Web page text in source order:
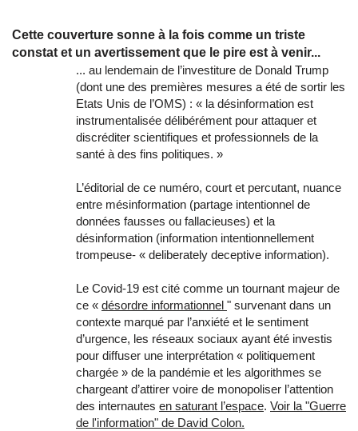
Cette couverture sonne à la fois comme un triste
constat et un avertissement que le pire est à venir...
... au lendemain de l’investiture de Donald Trump
(dont une des premières mesures a été de sortir les
Etats Unis de l’OMS) : « la désinformation est
instrumentalisée délibérément pour attaquer et
discréditer scientifiques et professionnels de la
santé à des fins politiques. »
L’éditorial de ce numéro, court et percutant, nuance
entre mésinformation (partage intentionnel de
données fausses ou fallacieuses) et la
désinformation (information intentionnellement
trompeuse- « deliberately deceptive information).
Le Covid-19 est cité comme un tournant majeur de
ce « désordre informationnel " survenant dans un
contexte marqué par l’anxiété et le sentiment
d’urgence, les réseaux sociaux ayant été investis
pour diffuser une interprétation « politiquement
chargée » de la pandémie et les algorithmes se
chargeant d’attirer voire de monopoliser l’attention
des internautes en saturant l’espace. Voir la "Guerre
de l'information" de David Colon.